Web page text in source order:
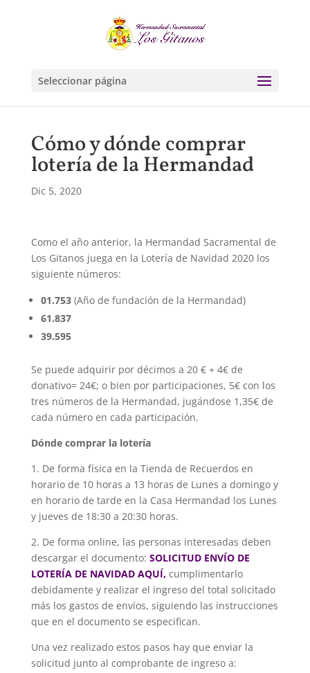
Seleccionar página
Cómo y dónde comprar
lotería de la Hermandad
Dic 5, 2020
Como el año anterior, la Hermandad Sacramental de
Los Gitanos juega en la Lotería de Navidad 2020 los
siguiente números:
01.753(Año de fundación de la Hermandad)
61.837
39.595
Se puede adquirir por décimos a 20 € + 4€ de
donativo= 24€; o bien por participaciones, 5€ con los
tres números de la Hermandad, jugándose 1,35€ de
cada número en cada participación.
Dónde comprar la lotería
1. De forma física en la Tienda de Recuerdos en
horario de 10 horas a 13 horas de Lunes a domingo y
en horario de tarde en la Casa Hermandad los Lunes
y jueves de 18:30 a 20:30 horas.
2. De forma online, las personas interesadas deben
descargar el documento: SOLICITUD ENVÍO DE
LOTERÍA DE NAVIDAD AQUÍ, cumplimentarlo
debidamente y realizar el ingreso del total solicitado
más los gastos de envíos, siguiendo las instrucciones
que en el documento se especifican.
Una vez realizado estos pasos hay que enviar la
solicitud junto al comprobante de ingreso a: